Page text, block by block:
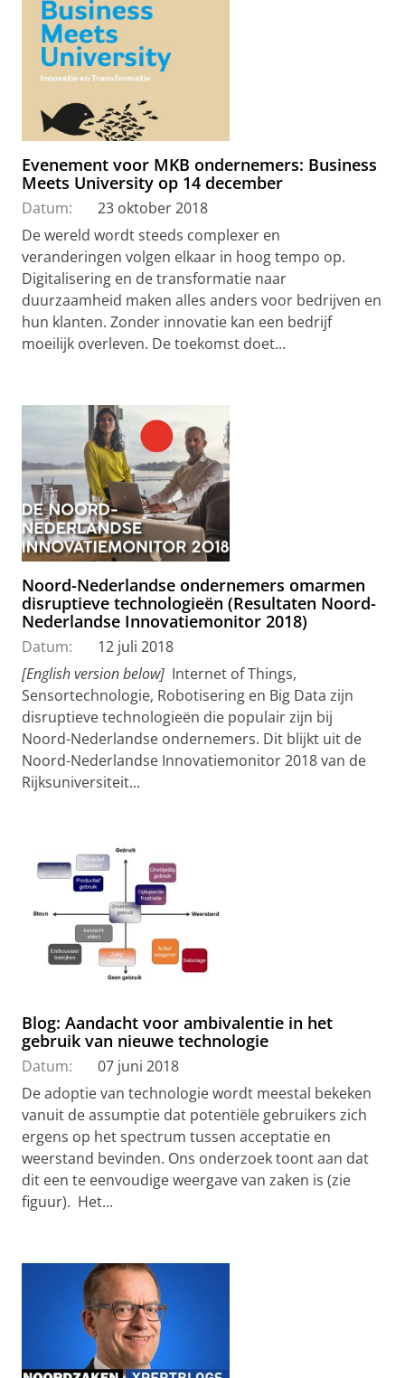
Evenement voor MKB ondernemers: Business
Meets University op 14 december
Datum:
23 oktober 2018
De wereld wordt steeds complexer en
veranderingen volgen elkaar in hoog tempo op.
Digitalisering en de transformatie naar
duurzaamheid maken alles anders voor bedrijven en
hun klanten. Zonder innovatie kan een bedrijf
moeilijk overleven. De toekomst doet...
Noord-Nederlandse ondernemers omarmen
disruptieve technologieën (Resultaten Noord-
Nederlandse Innovatiemonitor 2018)
Datum:
12 juli 2018
[English version below] Internet of Things,
Sensortechnologie, Robotisering en Big Data zijn
disruptieve technologieën die populair zijn bij
Noord-Nederlandse ondernemers. Dit blijkt uit de
Noord-Nederlandse Innovatiemonitor 2018 van de
Rijksuniversiteit...
Blog: Aandacht voor ambivalentie in het
gebruik van nieuwe technologie
Datum:
07 juni 2018
De adoptie van technologie wordt meestal bekeken
vanuit de assumptie dat potentiële gebruikers zich
ergens op het spectrum tussen acceptatie en
weerstand bevinden. Ons onderzoek toont aan dat
dit een te eenvoudige weergave van zaken is (zie
figuur). Het...